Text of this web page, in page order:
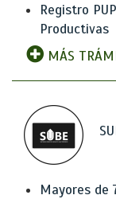
Registro
Productivas
MÁS
Mayores de